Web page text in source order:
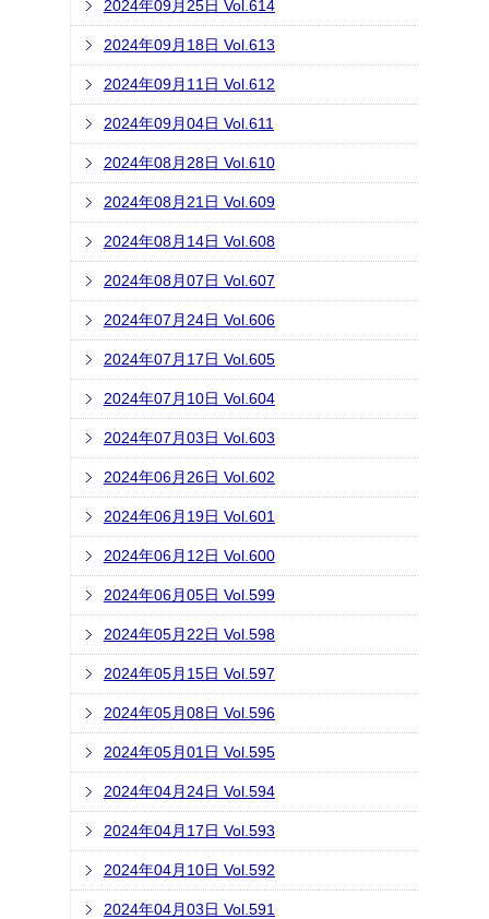
2024年09月25日 Vol.614
2024年09月18日 Vol.613
2024年09月11日 Vol.612
2024年09月04日 Vol.611
2024年08月28日 Vol.610
2024年08月21日 Vol.609
2024年08月14日 Vol.608
2024年08月07日 Vol.607
2024年07月24日 Vol.606
2024年07月17日 Vol.605
2024年07月10日 Vol.604
2024年07月03日 Vol.603
2024年06月26日 Vol.602
2024年06月19日 Vol.601
2024年06月12日 Vol.600
2024年06月05日 Vol.599
2024年05月22日 Vol.598
2024年05月15日 Vol.597
2024年05月08日 Vol.596
2024年05月01日 Vol.595
2024年04月24日 Vol.594
2024年04月17日 Vol.593
2024年04月10日 Vol.592
2024年04月03日 Vol.591